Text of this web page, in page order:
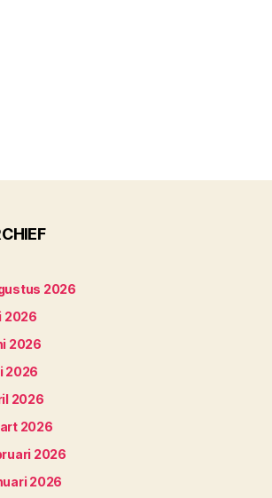
2026
2026
2026
2026
2026
2026
2026
2026